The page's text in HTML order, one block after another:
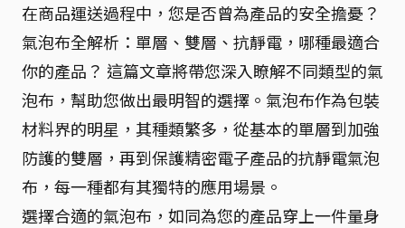
在商品運送過程中，您是否曾為產品的安全擔憂？
氣泡布全解析：單層、雙層、抗靜電，哪種最適合
你的產品？ 這篇文章將帶您深入瞭解不同類型的氣
泡布，幫助您做出最明智的選擇。氣泡布作為包裝
材料界的明星，其種類繁多，從基本的單層到加強
防護的雙層，再到保護精密電子產品的抗靜電氣泡
布，每一種都有其獨特的應用場景。
選擇合適的氣泡布，如同為您的產品穿上一件量身